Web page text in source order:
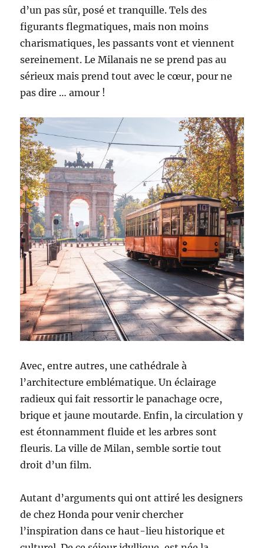
d’un pas sûr, posé et tranquille. Tels des
figurants flegmatiques, mais non moins
charismatiques, les passants vont et viennent
sereinement. Le Milanais ne se prend pas au
sérieux mais prend tout avec le cœur, pour ne
pas dire … amour !
Avec, entre autres, une cathédrale à
l’architecture emblématique. Un éclairage
radieux qui fait ressortir le panachage ocre,
brique et jaune moutarde. Enfin, la circulation y
est étonnamment fluide et les arbres sont
fleuris. La ville de Milan, semble sortie tout
droit d’un film.
Autant d’arguments qui ont attiré les designers
de chez Honda pour venir chercher
l’inspiration dans ce haut-lieu historique et